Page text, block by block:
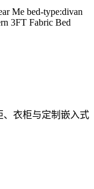
Me bed-type:divan
3FT Fabric Bed
、衣柜与定制嵌入式